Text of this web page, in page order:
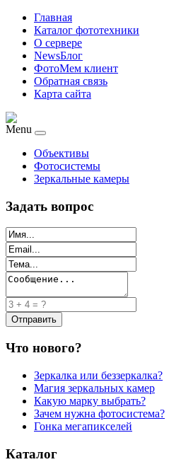
Главная
Каталог фототехники
О сервере
NewsБлог
ФотоМем клиент
Обратная связь
Карта сайта
Menu
Объективы
Фотосистемы
Зеркальные камеры
Задать вопрос
Что нового?
Зеркалка или беззеркалка?
Магия зеркальных камер
Какую марку выбрать?
Зачем нужна фотосистема?
Гонка мегапикселей
Каталог